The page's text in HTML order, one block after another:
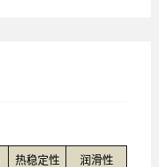
热稳定性 润滑性